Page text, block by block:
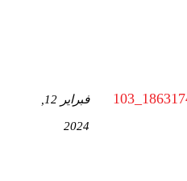
فبراير 12,
2024